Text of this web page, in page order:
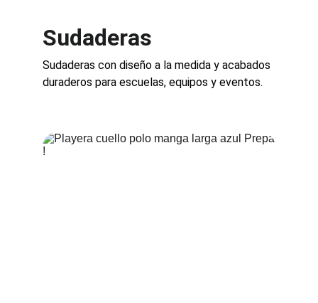
Sudaderas
Sudaderas con diseño a la medida y acabados
duraderos para escuelas, equipos y eventos.